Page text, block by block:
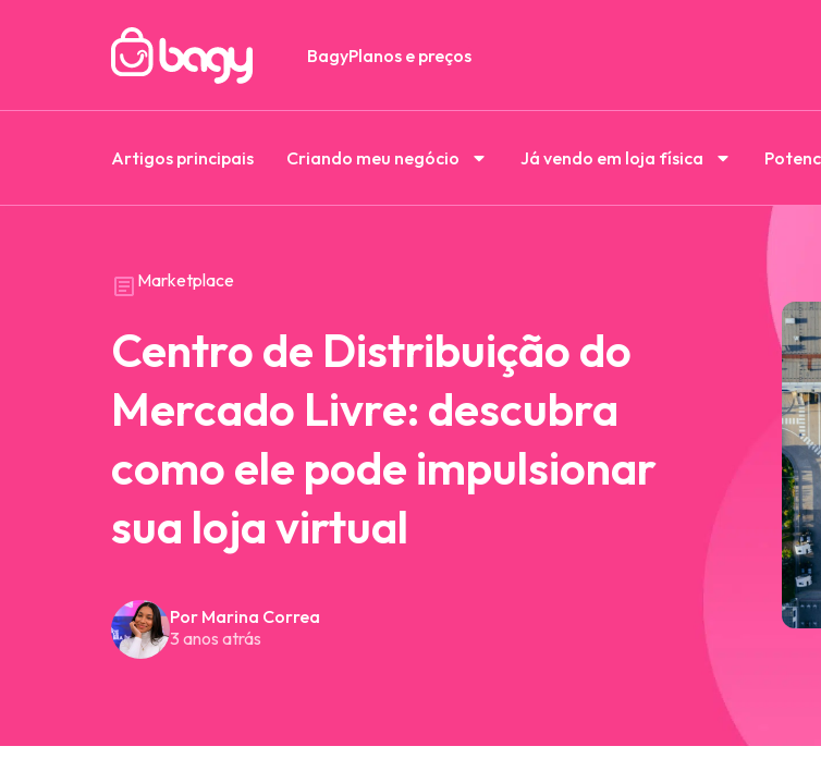
BagyPlanos e preços
Artigos principais Criando meu negócio Já vendo em loja física
Marketplace
Centro de Distribuição do
Mercado Livre: descubra
como ele pode impulsionar
sua loja virtual
Por Marina Correa
3 anos atrás